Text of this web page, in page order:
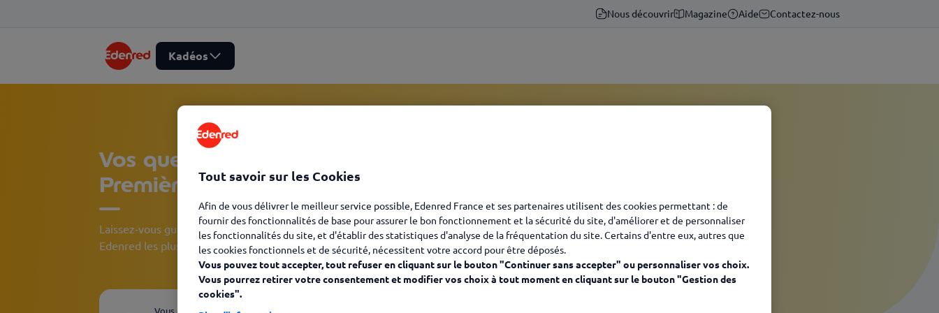
Nous découvrir Magazine Aide Contactez-nous
Kadéos
Vos questions Utilisateur Kadéos -
Première utilisation
Laissez-vous guider et découvrez, en quelques clics, les solutions
Edenred les plus adaptées à votre besoin.
Vous êtes
Tout savoir sur les Cookies
Afin de vous délivrer le meilleur service possible, Edenred France et ses partenaires utilisent des cookies permettant : de
fournir des fonctionnalités de base pour assurer le bon fonctionnement et la sécurité du site, d'améliorer et de personnaliser
les fonctionnalités du site, et d'établir des statistiques d'analyse de la fréquentation du site. Certains d'entre eux, autres que
les cookies fonctionnels et de sécurité, nécessitent votre accord pour être déposés.
Vous pouvez tout accepter, tout refuser en cliquant sur le bouton "Continuer sans accepter" ou personnaliser vos choix.
Vous pourrez retirer votre consentement et modifier vos choix à tout moment en cliquant sur le bouton "Gestion des
cookies".